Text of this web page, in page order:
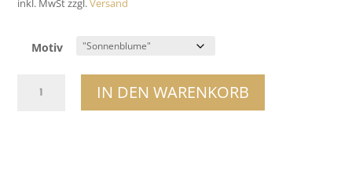
inkl. MwSt zzgl.Versand
Motiv
Menge
IN DEN WARENKORB